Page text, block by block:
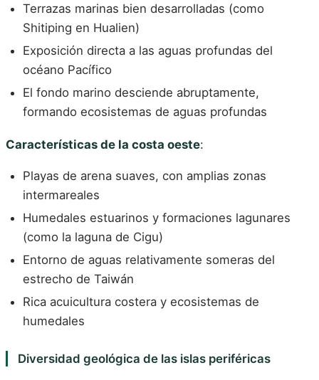
Terrazas marinas bien desarrolladas (como
Shitiping en Hualien)
Exposición directa a las aguas profundas del
océano Pacífico
El fondo marino desciende abruptamente,
formando ecosistemas de aguas profundas
Características de la costa oeste:
Playas de arena suaves, con amplias zonas
intermareales
Humedales estuarinos y formaciones lagunares
(como la laguna de Cigu)
Entorno de aguas relativamente someras del
estrecho de Taiwán
Rica acuicultura costera y ecosistemas de
humedales
Diversidad geológica de las islas periféricas